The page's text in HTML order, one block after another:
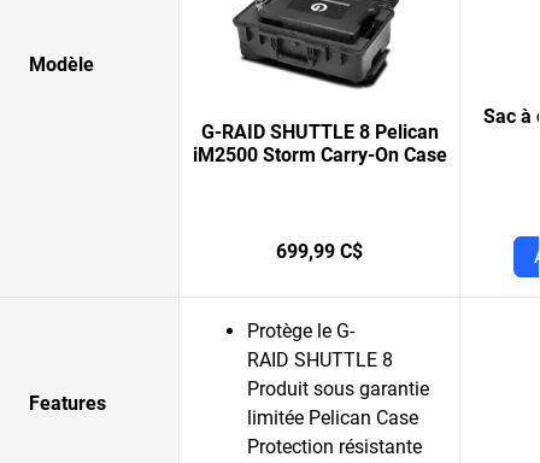
Modèle
G-RAID SHUTTLE 8 Pelican
iM2500 Storm Carry-On Case
699,99 C$
Sac à
Features
Protège le G-
RAID SHUTTLE 8
Produit sous garantie
limitée Pelican Case
Protection résistante